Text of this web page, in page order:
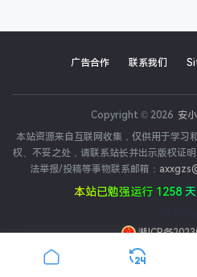
阅读
广告合作 联系我们
Copyright © 2026 安
本站资源来自互联网收集，仅供用于学习
权、不妥之处，请联系站长并出示版权证
法举报/投稿等事物联系邮箱：
本站已勉强运行 1258
湘ICP备